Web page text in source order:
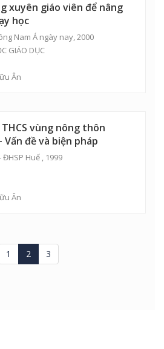
xuyên giáo viên để nâng
học
Nam Á ngày nay, 2000
GIÁO DỤC
Ân
vùng nông thôn
đề và biện pháp
Huế , 1999
Ân
1 2 3